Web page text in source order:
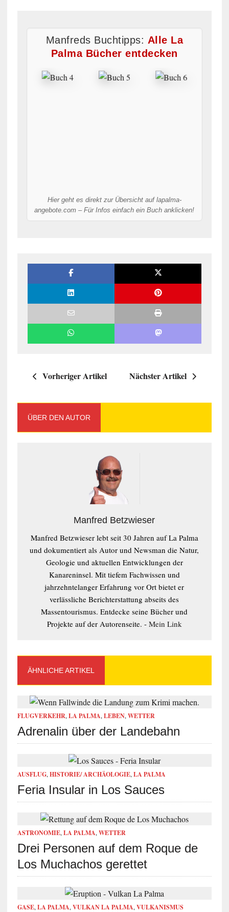
Manfreds Buchtipps: Alle La
Palma Bücher entdecken
Hier geht es direkt zur Übersicht auf lapalma-
angebote.com – Für Infos einfach ein Buch anklicken!
Vorheriger Artikel Nächster Artikel
ÜBER DEN AUTOR
Manfred Betzwieser
Manfred Betzwieser lebt seit 30 Jahren auf La Palma
und dokumentiert als Autor und Newsman die Natur,
Geologie und aktuellen Entwicklungen der
Kanareninsel. Mit tiefem Fachwissen und
jahrzehntelanger Erfahrung vor Ort bietet er
verlässliche Berichterstattung abseits des
Massentourismus. Entdecke seine Bücher und
Projekte auf der Autorenseite. - Mein Link
ÄHNLICHE ARTIKEL
FLUGVERKEHR, LA PALMA, LEBEN, WETTER
Adrenalin über der Landebahn
AUSFLUG, HISTORIE/ ARCHÄOLOGIE, LA PALMA
Feria Insular in Los Sauces
ASTRONOMIE, LA PALMA, WETTER
Drei Personen auf dem Roque de
Los Muchachos gerettet
GASE, LA PALMA, VULKAN LA PALMA, VULKANISMUS